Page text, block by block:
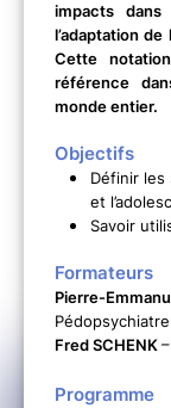
impacts
l’adaptation
Cette
référence
monde entier.
Objectifs
Définir les
et
Savoir
Formateurs
Pierre-
Pédopsychiatre
Fred SCHENK
Programme